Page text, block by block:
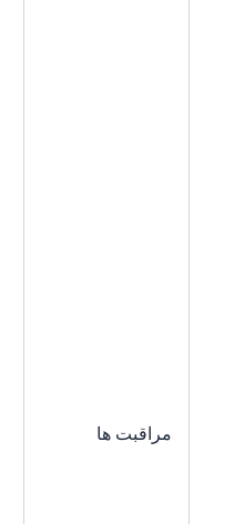
مراقبت ها